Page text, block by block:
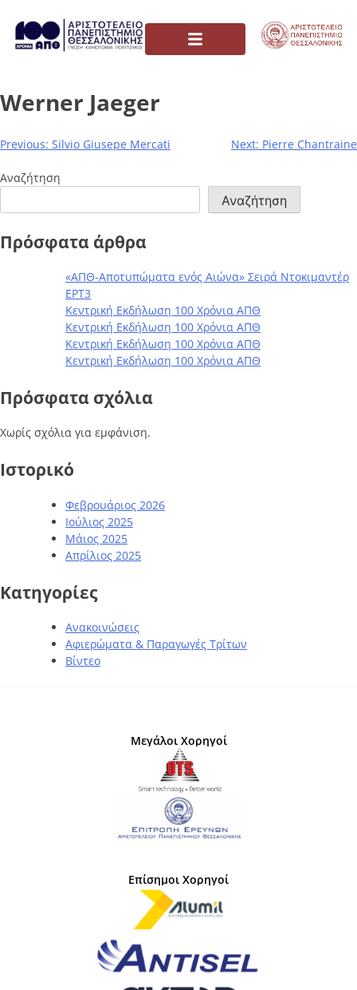
Werner Jaeger
Previous: Silvio Giusepe Mercati Next: Pierre Chantraine
Αναζήτηση
Αναζήτηση
Πρόσφατα άρθρα
«ΑΠΘ-Αποτυπώματα ενός Αιώνα» Σειρά Ντοκιμαντέρ
ΕΡΤ3
Κεντρική Εκδήλωση 100 Χρόνια ΑΠΘ
Κεντρική Εκδήλωση 100 Χρόνια ΑΠΘ
Κεντρική Εκδήλωση 100 Χρόνια ΑΠΘ
Κεντρική Εκδήλωση 100 Χρόνια ΑΠΘ
Πρόσφατα σχόλια
Χωρίς σχόλια για εμφάνιση.
Ιστορικό
Φεβρουάριος 2026
Ιούλιος 2025
Μάιος 2025
Απρίλιος 2025
Kατηγορίες
Ανακοινώσεις
Αφιερώματα & Παραγωγές Τρίτων
Βίντεο
Μεγάλοι Χορηγοί
Επίσημοι Χορηγοί